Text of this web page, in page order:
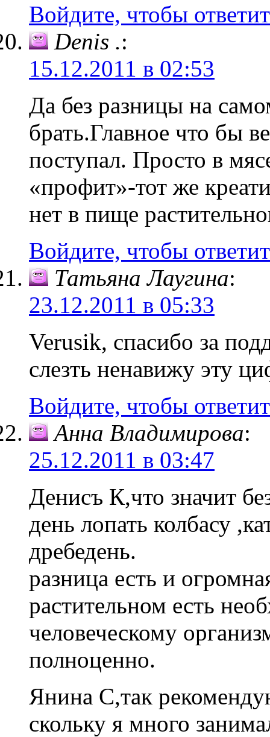
Войдите, чтобы
Denis .:
15.12.2011 в 02:53
Да без разницы на
брать.Главное что бы
поступал. Просто в
«профит»-тот же
нет в пище
Войдите, чтобы
Татьяна Лаугина:
23.12.2011 в 05:33
Verusik, спасибо за
слезть ненавижу эту
Войдите, чтобы
Анна Владимирова:
25.12.2011 в 03:47
Денисъ К,что значит
день лопать колбасу
дребедень.
разница есть и
растительном есть
человеческому
полноценно.
Янина С,так
скольку я много